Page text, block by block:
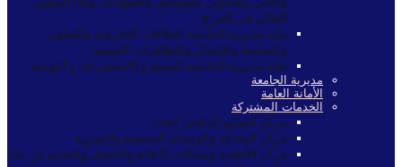
العالي في التدرج
نيابة مديرية الجامعة للعلاقات الخارجية والتعاون
والتنشيط والإتصال والتظاهرات العلمية
نيابة مديرية الجامعة للتنمية و الاستشراف و التوجيه
مديرية الجامعة
الأمانة العامة
الخدمات المشتركة
مركز التعليم المكثف للغات
مركز الطباعة والوسائل السمعية والبصرية
مركز الأنظمة وشبكات الإعلام والإتصال والتعليم عن بعد